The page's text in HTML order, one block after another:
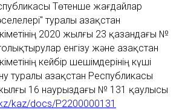
Төтенше жағдайлар
туралы Қазақстан
2020 жылғы 23 қазандағы №
енгізу және Қазақстан
кейбір шешімдерінің күші
туралы Қазақстан Республикасы
жылғы 16 наурыздағы № 131 қаулысы
kaz/docs/P2200000131